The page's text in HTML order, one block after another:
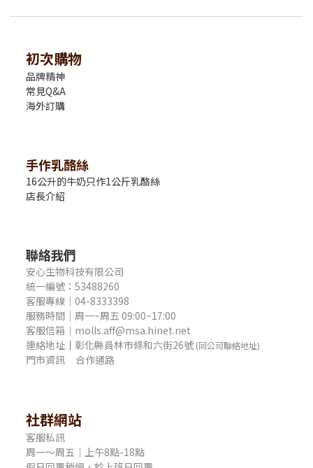
初次購物
品牌精神
常見Q&A
海外訂購
手作乳酪絲
16公升的牛奶只作1公斤乳酪絲
店長介紹
聯絡我們
安心生物科技有限公司
統一編號：53488260
客服專線｜04-8333398
服務時間｜周一~周五 09:00~17:00
客服信箱｜molls.aff@msa.hinet.net
連絡地址 ｜ 彰化縣員林市條和六街26號 (同公司聯絡地址)
門市資訊 合作通路
社群網站
客服私訊
周一～周五｜上午8點-18點